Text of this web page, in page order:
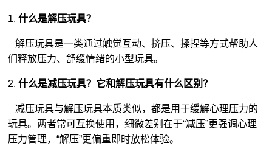
1.什么是解压玩具？
解压玩具是一类通过触觉互动、挤压、揉捏等方式帮助人
们释放压力、舒缓情绪的小型玩具。
2.什么是减压玩具？它和解压玩具有什么区别？
减压玩具与解压玩具本质类似，都是用于缓解心理压力的
玩具。两者常可互换使用，细微差别在于“减压”更强调心理
压力管理，“解压”更偏重即时放松体验。